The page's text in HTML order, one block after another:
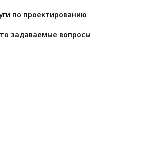
по проектированию
задаваемые вопросы